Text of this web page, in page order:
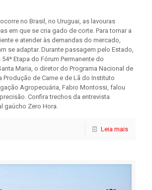
no Brasil, no Uruguai, as lavouras
em que se cria gado de corte. Para tornar a
e atender às demandas do mercado,
se adaptar. Durante passagem pelo Estado,
Etapa do Fórum Permanente do
Maria, o diretor do Programa Nacional de
Produção de Carne e de Lã do Instituto
Agropecuária, Fabio Montossi, falou
Confira trechos da entrevista
gaúcho Zero Hora.
Leia mais